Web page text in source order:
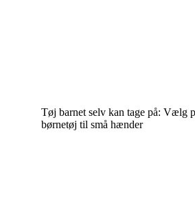
Tøj barnet selv kan tage på: Vælg
børnetøj til små hænder